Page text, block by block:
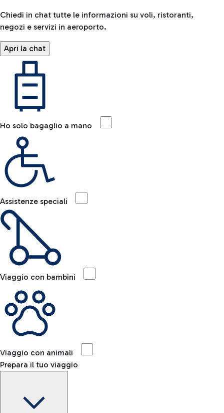
Chiedi in chat tutte le informazioni su voli, ristoranti,
negozi e servizi in aeroporto.
Apri la chat
Ho solo bagaglio a mano
Assistenze speciali
Viaggio con bambini
Viaggio con animali
Prepara il tuo viaggio